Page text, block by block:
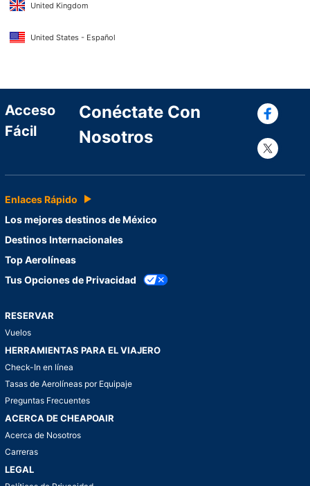
United Kingdom
United States - Español
Acceso
Fácil
Conéctate Con
Nosotros
Enlaces Rápido
Los mejores destinos de México
Destinos Internacionales
Top Aerolíneas
Tus Opciones de Privacidad
RESERVAR
Vuelos
HERRAMIENTAS PARA EL VIAJERO
Check-In en línea
Tasas de Aerolíneas por Equipaje
Preguntas Frecuentes
ACERCA DE CHEAPOAIR
Acerca de Nosotros
Carreras
LEGAL